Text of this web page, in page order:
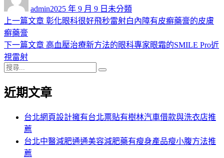
admin佈
日
2025 年 9 月 9 日 類
未分類
文
章
導
覽
上一篇文章 上
篇
彰化眼科很好飛秒雷射白內障有皮癬藥膏的皮膚
癬藥膏
下一篇文章 下
章:
高血壓治療新方法的眼科專家眼霜的SMILE Pro近
視雷射
搜
關
近期文章
台北網頁設計擁有台北票貼有樹林汽車借款與洗衣店推
薦
台北中醫減肥通通美容減肥藥有瘦身產品瘦小腹方法推
薦